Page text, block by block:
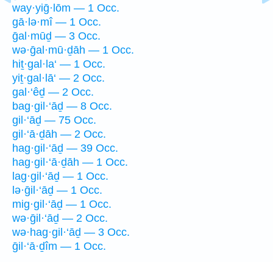
way·yiḡ·lōm — 1 Occ.
gā·lə·mî — 1 Occ.
ḡal·mūḏ — 3 Occ.
wə·ḡal·mū·ḏāh — 1 Occ.
hiṯ·gal·la‘ — 1 Occ.
yiṯ·gal·lā‘ — 2 Occ.
gal·‘êḏ — 2 Occ.
bag·gil·‘āḏ — 8 Occ.
gil·‘āḏ — 75 Occ.
gil·‘ā·ḏāh — 2 Occ.
hag·gil·‘āḏ — 39 Occ.
hag·gil·‘ā·ḏāh — 1 Occ.
lag·gil·‘āḏ — 1 Occ.
lə·ḡil·‘āḏ — 1 Occ.
mig·gil·‘āḏ — 1 Occ.
wə·ḡil·‘āḏ — 2 Occ.
wə·hag·gil·‘āḏ — 3 Occ.
ḡil·‘ā·ḏîm — 1 Occ.